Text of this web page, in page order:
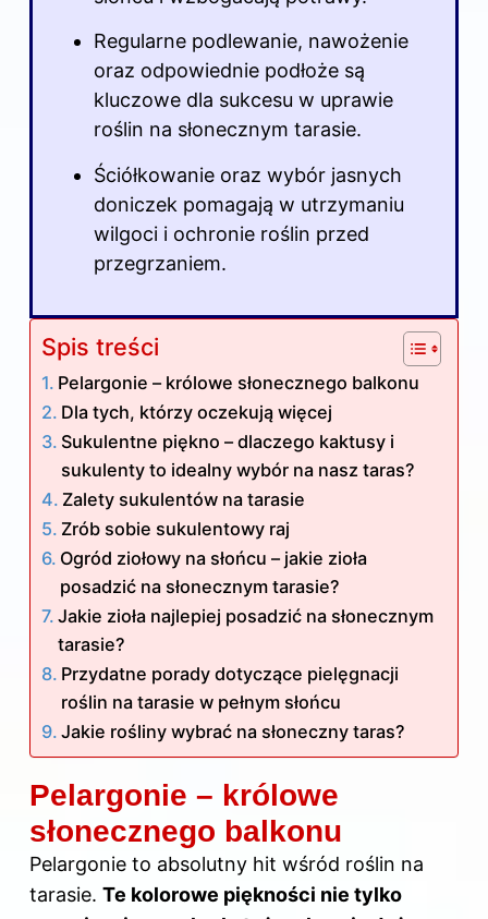
Regularne podlewanie, nawożenie
oraz odpowiednie podłoże są
kluczowe dla sukcesu w uprawie
roślin na słonecznym tarasie.
Ściółkowanie oraz wybór jasnych
doniczek pomagają w utrzymaniu
wilgoci i ochronie roślin przed
przegrzaniem.
Spis treści
Pelargonie – królowe słonecznego balkonu
Dla tych, którzy oczekują więcej
Sukulentne piękno – dlaczego kaktusy i
sukulenty to idealny wybór na nasz taras?
Zalety sukulentów na tarasie
Zrób sobie sukulentowy raj
Ogród ziołowy na słońcu – jakie zioła
posadzić na słonecznym tarasie?
Jakie zioła najlepiej posadzić na słonecznym
tarasie?
Przydatne porady dotyczące pielęgnacji
roślin na tarasie w pełnym słońcu
Jakie rośliny wybrać na słoneczny taras?
Pelargonie – królowe
słonecznego balkonu
Pelargonie to absolutny hit wśród roślin na
tarasie. Te kolorowe piękności nie tylko